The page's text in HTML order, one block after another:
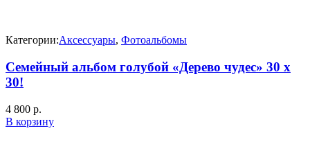
Категории:Аксессуары, Фотоальбомы
Семейный альбом голубой «Дерево чудес» 30 х
30!
4 800 р.
В корзину